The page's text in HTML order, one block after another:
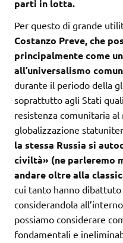
parti in lotta.
Per questo di grande
Costanzo Preve, che
principalmente come
all’universalismo
durante il periodo della
soprattutto agli Stati
resistenza comunitaria
globalizzazione
la stessa Russia si
civiltà» (ne parleremo
andare oltre alla
cui tanto hanno
considerandola
possiamo considerare
fondamentali e